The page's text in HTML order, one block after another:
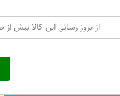
از بروز رسانی این کالا بیش